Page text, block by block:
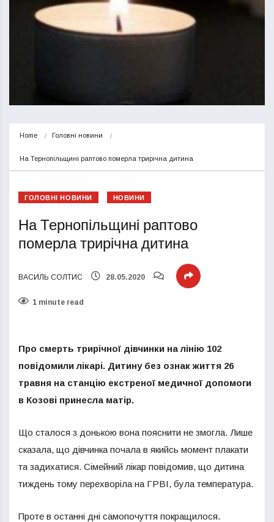
Home Головні новини
На Тернопільщині раптово померла трирічна дитина
ГОЛОВНІ НОВИНИ НОВИНИ
На Тернопільщині раптово
померла трирічна дитина
ВАСИЛЬ СОЛТИС 28.05.2020
1 minute read
Про смерть трирічної дівчинки на лінію 102
повідомили лікарі. Дитину без ознак життя 26
травня на станцію екстреної медичної допомоги
в Козові принесла матір.
Що сталося з донькою вона пояснити не змогла. Лише
сказала, що дівчинка почала в якийсь момент плакати
та задихатися. Сімейний лікар повідомив, що дитина
тиждень тому перехворіла на ГРВІ, була температура.
Проте в останні дні самопочуття покращилося.